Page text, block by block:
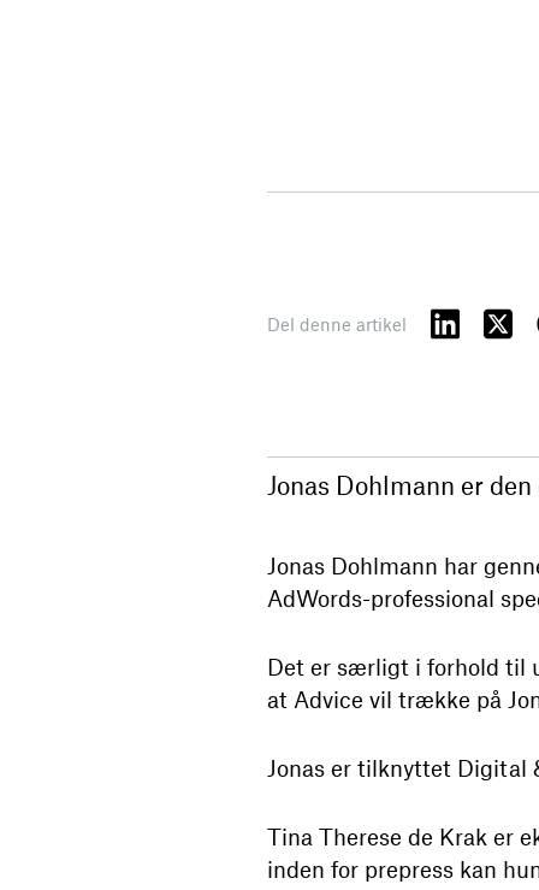
Del denne artikel
Jonas Dohlmann er
Jonas Dohlmann har
AdWords-professional
Det er særligt i forhold til
at Advice vil trække på
Jonas er tilknyttet Digital
Tina Therese de Krak er
inden for prepress kan